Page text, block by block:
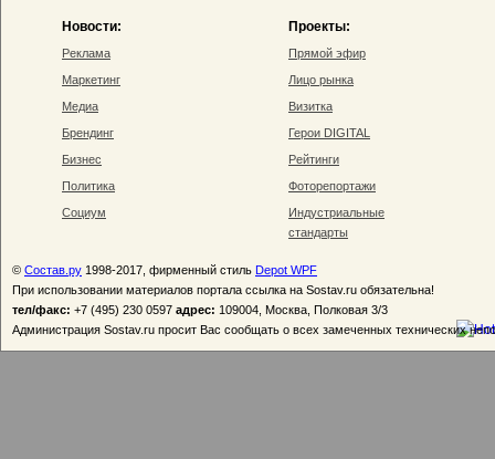
Новости:
Реклама
Маркетинг
Медиа
Брендинг
Бизнес
Политика
Социум
Проекты:
Прямой эфир
Лицо рынка
Визитка
Герои DIGITAL
Рейтинги
Фоторепортажи
Индустриальные
стандарты
© Состав.ру 1998-2017, фирменный стиль Depot WPF
При использовании материалов портала ссылка на Sostav.ru обязательна!
тел/факс: +7 (495) 230 0597 адрес: 109004, Москва, Полковая 3/3
Администрация Sostav.ru просит Вас сообщать о всех замеченных технических